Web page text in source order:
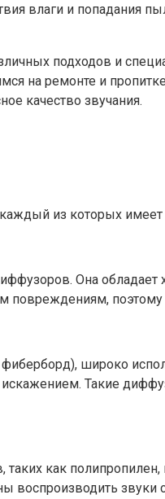
влаги и попадания
подходов и
на ремонте и
качество звучания.
из которых имеет
Она
повреждениям,
широко
Такие
как
воспроизводить